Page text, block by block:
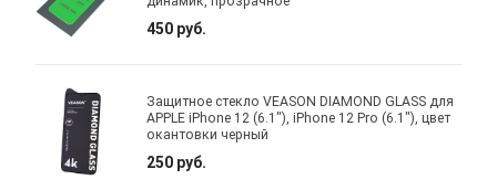
450 руб.
Защитное стекло VEASON DIAMOND GLASS для
APPLE iPhone 12 (6.1"), iPhone 12 Pro (6.1"), цвет
окантовки черный
250 руб.